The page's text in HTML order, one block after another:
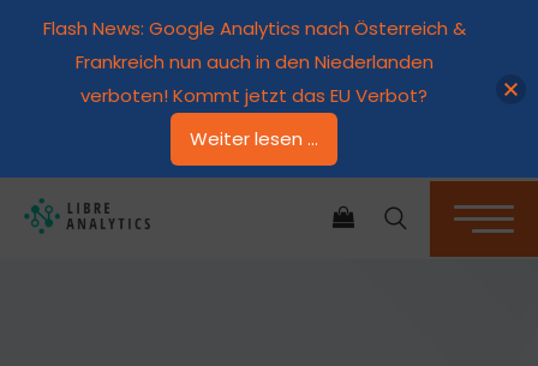
Flash News: Google Analytics nach Österreich &
Frankreich nun auch in den Niederlanden
verboten! Kommt jetzt das EU Verbot?
Weiter lesen ...